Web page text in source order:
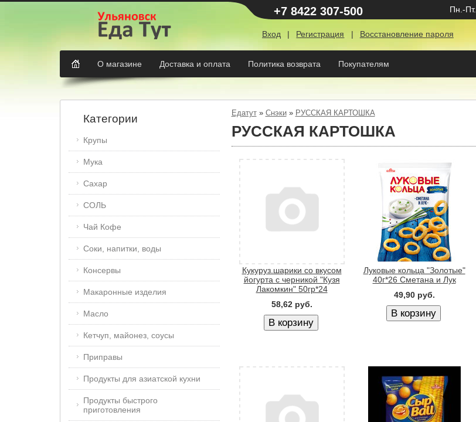
+7 8422 307-500 Пн.-Пт.
Вход | Регистрация | Восстановление пароля
О магазине Доставка и оплата Политика возврата Покупателям
Едатут» Снэки» РУССКАЯ КАРТОШКА
РУССКАЯ КАРТОШКА
Кукуруз.шарики со вкусом
йогурта с черникой "Кузя
Лакомкин" 50гр*24
58,62 руб.
Луковые кольца "Золотые"
40г*26 Сметана и Лук
49,90 руб.
Категории
Крупы
Мука
Сахар
СОЛЬ
Чай Кофе
Соки, напитки, воды
Консервы
Макаронные изделия
Масло
Кетчуп, майонез, соусы
Приправы
Продукты для азиатской кухни
Продукты быстрого
приготовления